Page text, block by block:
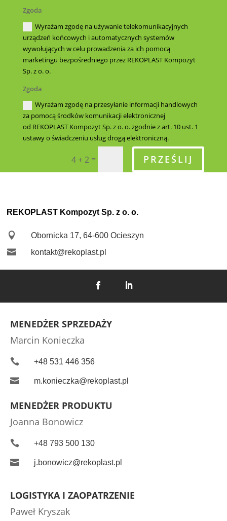
Zgoda
Wyrażam zgodę na używanie telekomunikacyjnych
urządzeń końcowych i automatycznych systemów
wywołujących w celu prowadzenia za ich pomocą
marketingu bezpośredniego przez REKOPLAST Kompozyt
Sp. z o. o.
Zgoda
Wyrażam zgodę na przesyłanie informacji handlowych
za pomocą środków komunikacji elektronicznej
od REKOPLAST Kompozyt Sp. z o. o. zgodnie z art. 10 ust. 1
ustawy o świadczeniu usług drogą elektroniczną.
4 + 2 = PRZEŚLIJ
REKOPLAST Kompozyt Sp. z o. o.
 Obornicka 17, 64-600 Ocieszyn
 kontakt@rekoplast.pl
MENEDŻER SPRZEDAŻY
Marcin Konieczka
 +48 531 446 356
 m.konieczka@rekoplast.pl
MENEDŻER PRODUKTU
Joanna Bonowicz
 +48 793 500 130
 j.bonowicz@rekoplast.pl
LOGISTYKA I ZAOPATRZENIE
Paweł Kryszak